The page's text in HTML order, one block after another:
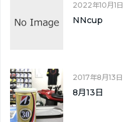
2022年10月1日
NNcup
2017年8月13日
8月13日